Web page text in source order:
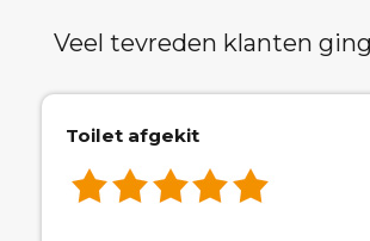
Veel tevreden klanten
Toilet afgekit